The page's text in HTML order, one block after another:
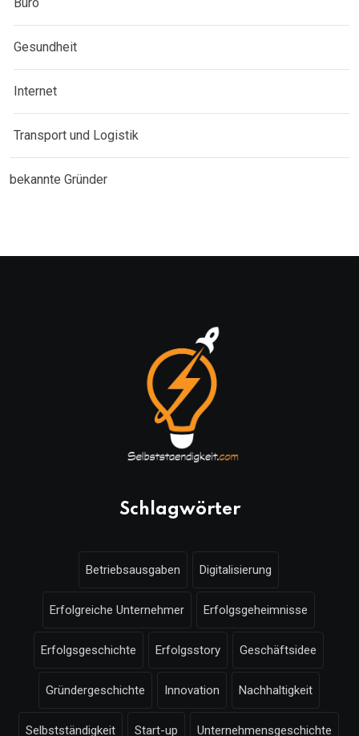
Büro
Gesundheit
Internet
Transport und Logistik
bekannte Gründer
Schlagwörter
Betriebsausgaben Digitalisierung
Erfolgreiche Unternehmer Erfolgsgeheimnisse
Erfolgsgeschichte Erfolgsstory Geschäftsidee
Gründergeschichte Innovation Nachhaltigkeit
Selbstständigkeit Start-up Unternehmensgeschichte